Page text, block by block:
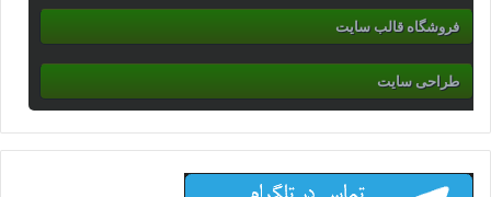
فروشگاه قالب سایت
طراحی سایت